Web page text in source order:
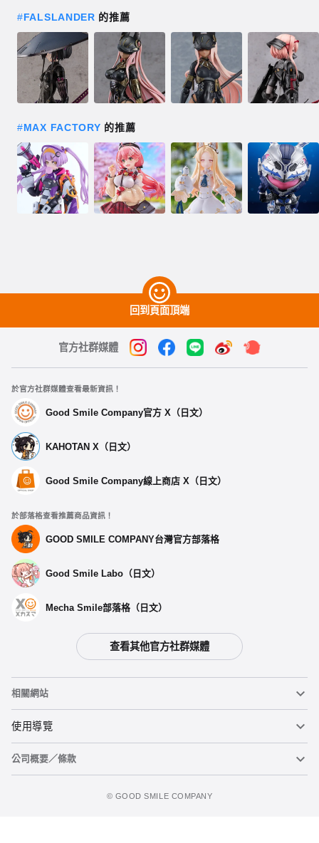
#FALSLANDER 的推薦
#MAX FACTORY 的推薦
回到頁面頂端
官方社群媒體
於官方社群媒體查看最新資訊！
Good Smile Company官方 X（日文）
KAHOTAN X（日文）
Good Smile Company線上商店 X（日文）
於部落格查看推薦商品資訊！
GOOD SMILE COMPANY台灣官方部落格
Good Smile Labo（日文）
Mecha Smile部落格（日文）
查看其他官方社群媒體
相關網站
黏土人
黏土人臉部製造機（英文）
使用導覽
重要公告
公司概要／條款
©️ GOOD SMILE COMPANY